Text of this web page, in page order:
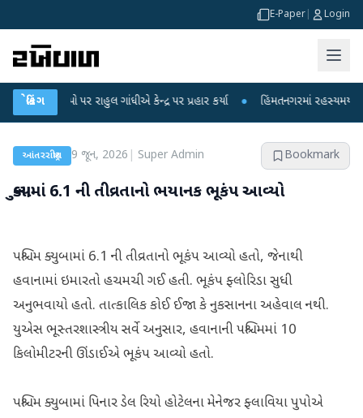
E-Paper Login
બ્રેકિંગ
પર રાહુલ ગાંધીએ કેન્દ્ર પર પ્રહાર કર્યા ● હિંમતનગરમાં રહસ્યમય વાયરસ કે
આંતરરાષ્ટ્રીય 9 જૂન, 2026 Super Admin Bookmark
ક્યુબામાં 6.1 ની તીવ્રતાનો ભયાનક ભૂકંપ આવ્યો
પશ્ચિમ ક્યુબામાં 6.1 ની તીવ્રતાનો ભૂકંપ આવ્યો હતો, જેનાથી
હવાનામાં ઇમારતો હચમચી ગઈ હતી. ભૂકંપ ફ્લોરિડા સુધી
અનુભવાયો હતો. તાત્કાલિક કોઈ ઈજા કે નુકસાનના અહેવાલ નથી.
યુએસ ભૂસ્તરશાસ્ત્રીય સર્વે અનુસાર, હવાનાની પશ્ચિમમાં 10
કિલોમીટરની ઊંડાઈએ ભૂકંપ આવ્યો હતો.
પશ્ચિમ ક્યુબામાં પિનાર ડેલ રિયો હોટેલના મેનેજર ફ્લાવિયા પુપોએ